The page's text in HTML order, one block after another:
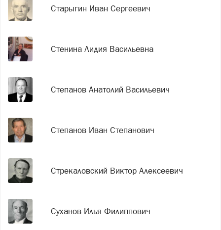
Старыгин Иван Сергеевич
Стенина Лидия Васильевна
Степанов Анатолий Васильевич
Степанов Иван Степанович
Стрекаловский Виктор Алексеевич
Суханов Илья Филиппович